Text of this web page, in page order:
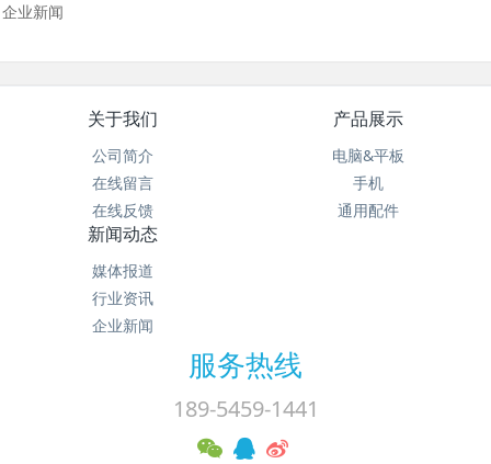
企业新闻
关于我们
公司简介
在线留言
在线反馈
产品展示
电脑&平板
手机
通用配件
新闻动态
媒体报道
行业资讯
企业新闻
服务热线
189-5459-1441